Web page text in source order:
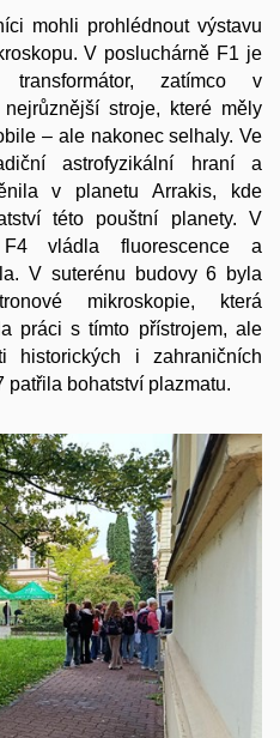
mohli prohlédnout výstavu
V posluchárně F1 je
zatímco v
stroje, které měly
– ale nakonec selhaly. Ve
astrofyzikální hraní a
v planetu Arrakis, kde
této pouštní planety. V
F4 vládla fluorescence a
V suterénu budovy 6 byla
mikroskopie, která
práci s tímto přístrojem, ale
historických i zahraničních
patřila bohatství plazmatu.